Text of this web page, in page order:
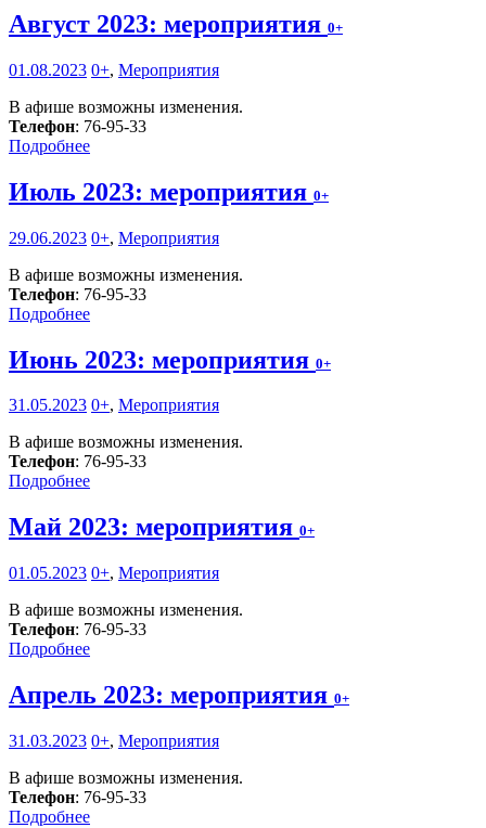
Август 2023: мероприятия 0+
01.08.2023 0+, Мероприятия
В афише возможны изменения.
Телефон: 76-95-33
Подробнее
Июль 2023: мероприятия 0+
29.06.2023 0+, Мероприятия
В афише возможны изменения.
Телефон: 76-95-33
Подробнее
Июнь 2023: мероприятия 0+
31.05.2023 0+, Мероприятия
В афише возможны изменения.
Телефон: 76-95-33
Подробнее
Май 2023: мероприятия 0+
01.05.2023 0+, Мероприятия
В афише возможны изменения.
Телефон: 76-95-33
Подробнее
Апрель 2023: мероприятия 0+
31.03.2023 0+, Мероприятия
В афише возможны изменения.
Телефон: 76-95-33
Подробнее